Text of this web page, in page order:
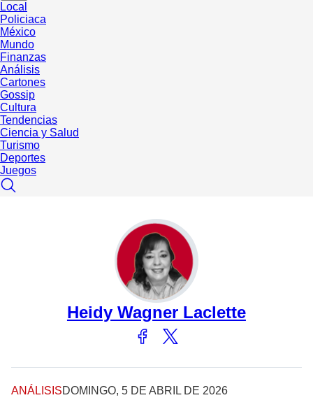
Local
Policiaca
México
Mundo
Finanzas
Análisis
Cartones
Gossip
Cultura
Tendencias
Ciencia y Salud
Turismo
Deportes
Juegos
Heidy Wagner Laclette
ANÁLISISDOMINGO, 5 DE ABRIL DE 2026